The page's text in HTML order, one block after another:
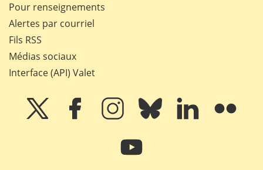
Pour renseignements
Alertes par courriel
Fils RSS
Médias sociaux
Interface (API) Valet